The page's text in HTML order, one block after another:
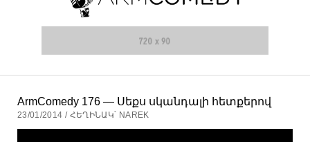
ArmComedy 176 — Սեքս սկանդալի հետքերով
23/01/2014 / ՀԵՂԻՆԱԿ՝ NAREK